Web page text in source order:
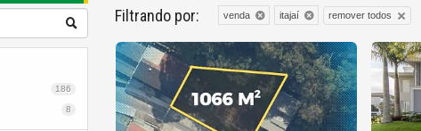
186
8
Filtrando por: venda itajaí remover todos